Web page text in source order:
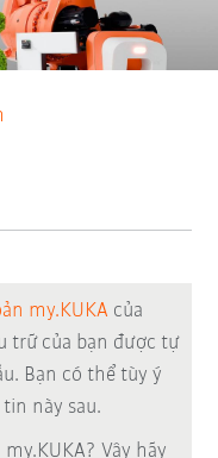
my.KUKA của
trữ của bạn được tự
Bạn có thể tùy ý
này sau.
Vậy hãy